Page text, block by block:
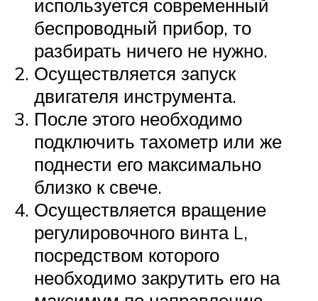
используется современный
беспроводный прибор, то
разбирать ничего не нужно.
Осуществляется запуск
двигателя инструмента.
После этого необходимо
подключить тахометр или же
поднести его максимально
близко к свече.
Осуществляется вращение
регулировочного винта L,
посредством которого
необходимо закрутить его на